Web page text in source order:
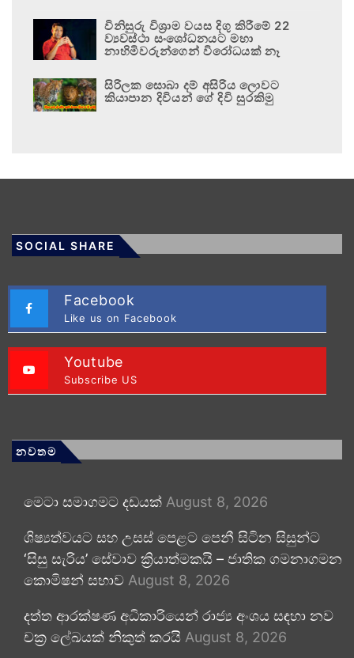
විනිසුරු විශ්‍රාම වයස දිගු කිරීමේ 22
ව්‍යවස්ථා සංශෝධනයට මහා
නාහිමිවරුන්ගෙන් විරෝධයක් නෑ
සිරිලක සොබා දම් අසිරිය ලොවට
කියාපාන දිවියන් ගේ දිවි සුරකිමු
SOCIAL SHARE
Facebook
Like us on Facebook
Youtube
Subscribe US
නවතම
මෙටා සමාගමට දඩයක් August 8, 2026
ශිෂ්‍යත්වයට සහ උසස් පෙළට පෙනී සිටින සිසුන්ට
‘සිසු සැරිය’ සේවාව ක්‍රියාත්මකයි – ජාතික ගමනාගමන
කොමිෂන් සභාව August 8, 2026
දත්ත ආරක්ෂණ අධිකාරියෙන් රාජ්‍ය අංශය සඳහා නව
චක්‍ර ලේඛයක් නිකුත් කරයි August 8, 2026